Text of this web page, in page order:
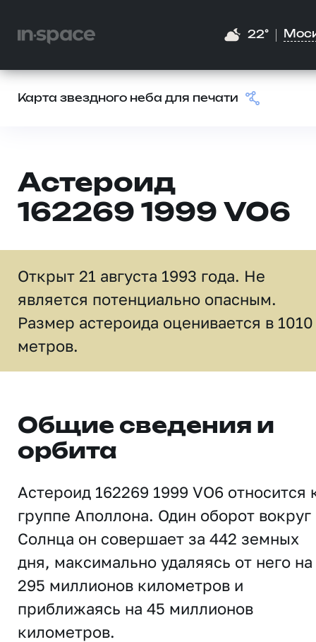
22°
Карта звездного неба для печати
Астероид
162269 1999 VO6
Открыт 21 августа 1993 года. Не
является потенциально опасным.
Размер астероида оценивается в 1010
метров.
Общие сведения и
орбита
Астероид 162269 1999 VO6 относится
группе Аполлона. Один оборот вокруг
Солнца он совершает за 442 земных
дня, максимально удаляясь от него на
295 миллионов километров и
приближаясь на 45 миллионов
километров.